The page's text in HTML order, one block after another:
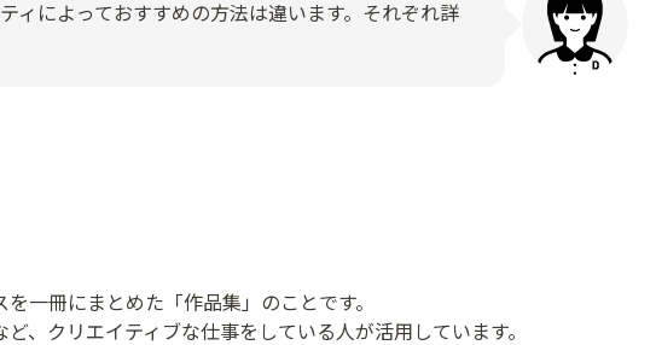
ィによっておすすめの方法は違います。それぞれ詳
一冊にまとめた「作品集」のことです。
、クリエイティブな仕事をしている人が活用しています。